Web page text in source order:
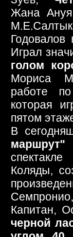
Жана
Играл
голом
Мориса
работе
которая
пятом
В
маршрут"
Коляды,
Капитан,
черной